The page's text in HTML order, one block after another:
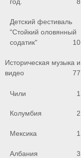
Детский фестиваль
"Стойкий оловянный
содатик"
10
Историческая музыка и
видео
77
Чили 1
Колумбия 2
Мексика 1
Албания 3